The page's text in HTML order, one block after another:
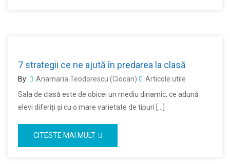
7 strategii ce ne ajută în predarea la clasă
By: Anamaria Teodorescu (Ciocan)
Articole utile
Sala de clasă este de obicei un mediu dinamic, ce adună
elevi diferiți și cu o mare varietate de tipuri […]
CITESTE MAI MULT